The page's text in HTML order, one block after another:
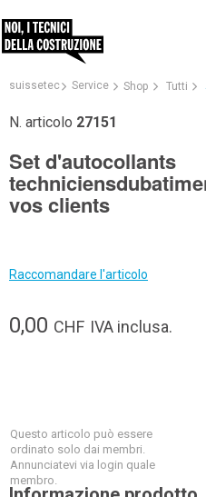
suissetec Service Shop Tutti
N. articolo 27151
Set d'autocollants
vos clients
Raccomandare l'articolo
0,00 CHF IVA inclusa.
Questo articolo può essere
ordinato solo dai membri.
Annunciatevi via login quale
membro.